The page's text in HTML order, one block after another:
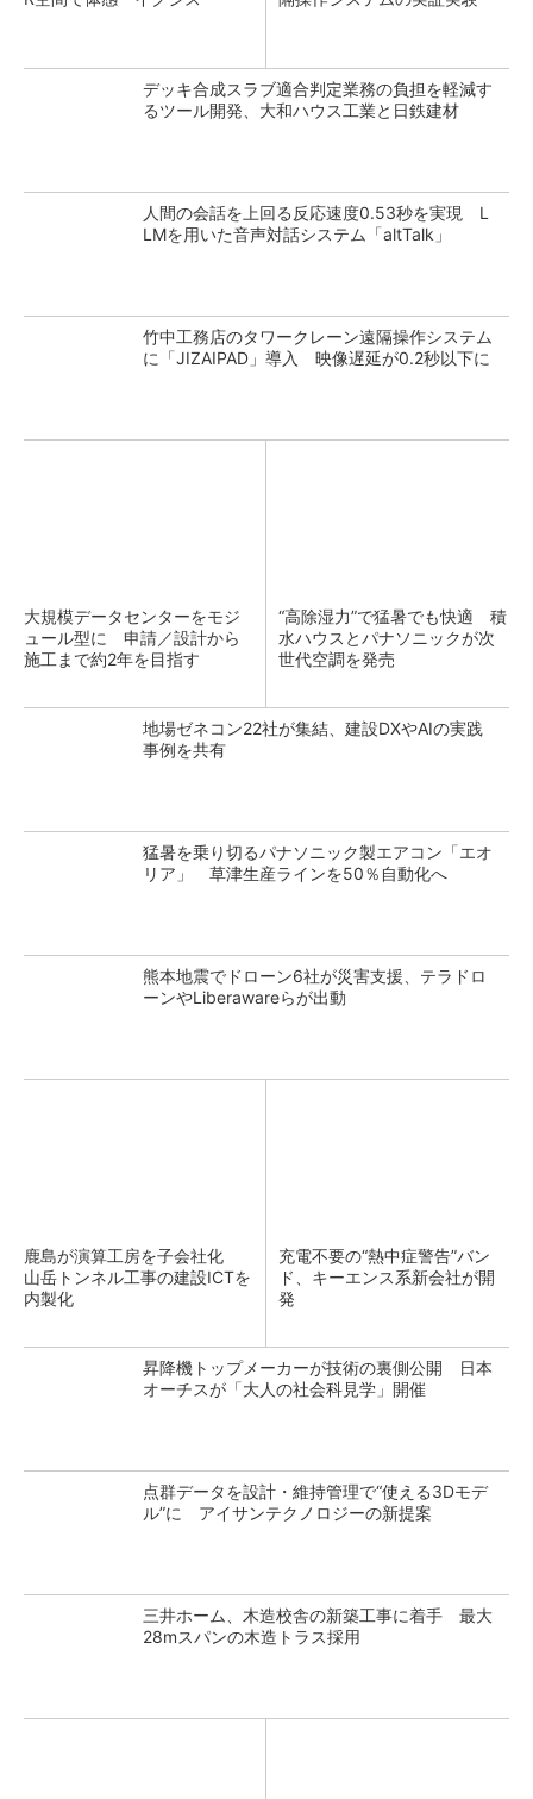
デッキ合成スラブ適合判定業務の負担を軽減す
るツール開発、大和ハウス工業と日鉄建材
人間の会話を上回る反応速度0.53秒を実現 L
LMを用いた音声対話システム「altTalk」
竹中工務店のタワークレーン遠隔操作システム
に「JIZAIPAD」導入 映像遅延が0.2秒以下に
大規模データセンターをモジ
ュール型に 申請／設計から
施工まで約2年を目指す
“高除湿力”で猛暑でも快適 積
水ハウスとパナソニックが次
世代空調を発売
地場ゼネコン22社が集結、建設DXやAIの実践
事例を共有
猛暑を乗り切るパナソニック製エアコン「エオ
リア」 草津生産ラインを50％自動化へ
熊本地震でドローン6社が災害支援、テラドロ
ーンやLiberawareらが出動
鹿島が演算工房を子会社化
山岳トンネル工事の建設ICTを
内製化
充電不要の“熱中症警告”バン
ド、キーエンス系新会社が開
発
昇降機トップメーカーが技術の裏側公開 日本
オーチスが「大人の社会科見学」開催
点群データを設計・維持管理で“使える3Dモデ
ル”に アイサンテクノロジーの新提案
三井ホーム、木造校舎の新築工事に着手 最大
28mスパンの木造トラス採用